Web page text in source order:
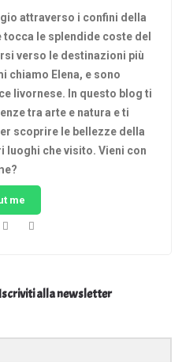
attraverso i confini della
le splendide coste del
verso le destinazioni più
chiamo Elena, e sono
livornese. In questo blog ti
tra arte e natura e ti
scoprire le bellezze della
luoghi che visito. Vieni con
me
alla newsletter